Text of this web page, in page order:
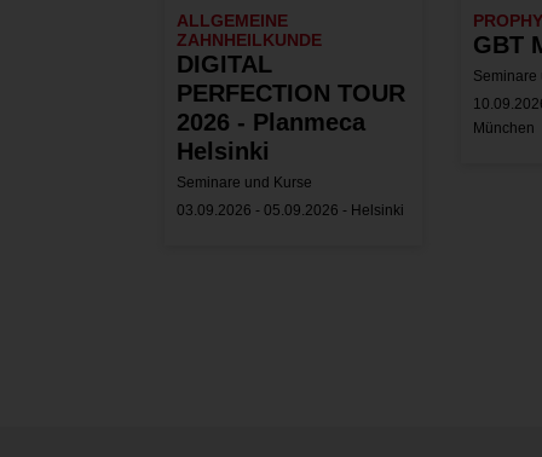
ALLGEMEINE
ZAHNHEILKUNDE
DIGITAL
PERFECTION TOUR
2026 - Planmeca
Helsinki
Seminare und Kurse
03.09.2026 - 05.09.2026 - Helsinki
GBT
Seminare
München